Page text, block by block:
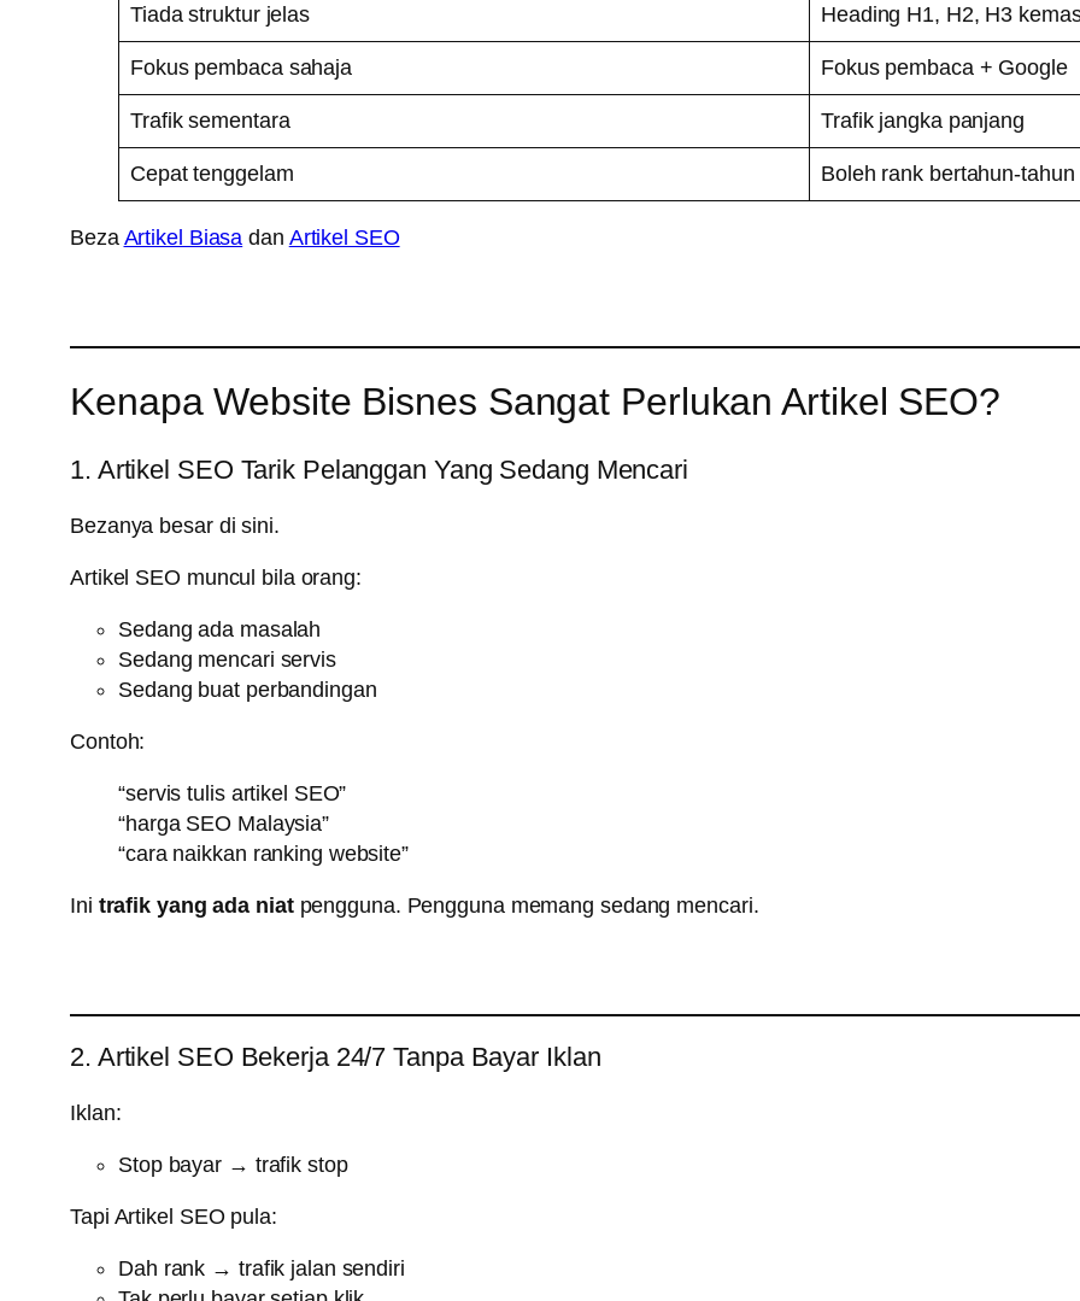
Tiada struktur jelas Heading H1, H2, H3
Fokus pembaca sahaja Fokus pembaca + Google
Trafik sementara Trafik jangka panjang
Cepat tenggelam Boleh rank bertahun-tahun
Beza Artikel Biasa dan Artikel SEO
Kenapa Website Bisnes Sangat Perlukan Artikel SEO?
1. Artikel SEO Tarik Pelanggan Yang Sedang Mencari
Bezanya besar di sini.
Artikel SEO muncul bila orang:
Sedang ada masalah
Sedang mencari servis
Sedang buat perbandingan
Contoh:
“servis tulis artikel SEO”
“harga SEO Malaysia”
“cara naikkan ranking website”
Ini trafik yang ada niatpengguna. Pengguna memang sedang mencari.
2. Artikel SEO Bekerja 24/7 Tanpa Bayar Iklan
Iklan:
Stop bayar → trafik stop
Tapi Artikel SEO pula:
Dah rank → trafik jalan sendiri